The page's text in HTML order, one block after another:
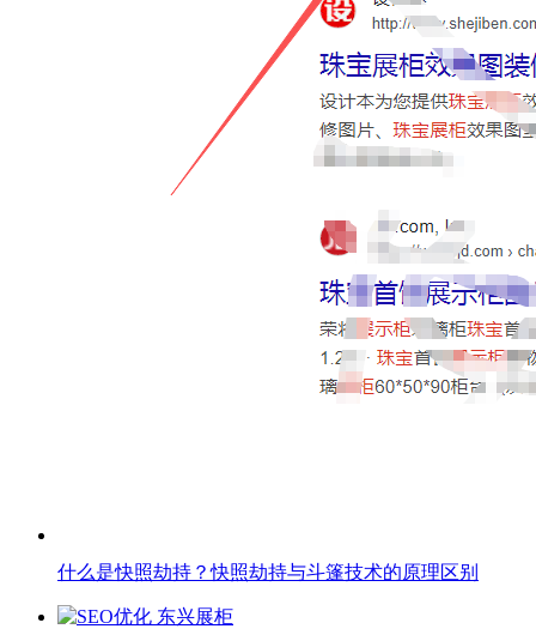
什么是快照劫持？快照劫持与斗篷技术的原理区别